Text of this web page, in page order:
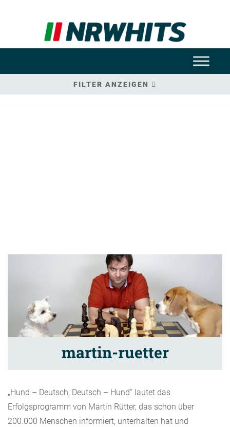
FILTER ANZEIGEN
martin-ruetter
„Hund – Deutsch, Deutsch – Hund“ lautet das
Erfolgsprogramm von Martin Rütter, das schon über
200.000 Menschen informiert, unterhalten hat und